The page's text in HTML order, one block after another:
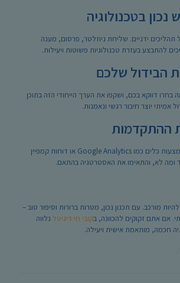
ידניים. שליחת ניוזלטר, פרסום, מענה
להתבצע בעזרת טכנולוגיות פשוטות ויעילות.
דווקא בכם, ושקפו את הערך הייחודי הזה בתוכן
אמיתי יוצר חיבור רגשי ונאמנות.
עקבו אחר הנתונים באמצעות כלים כמו Google Analytics או דוחות קמפיין
ומה לא, והתאימו את האסטרטגיה בהתאם.
להיות מורכב. עם תכנון נכון, מטרות ברורות וסיפור טוב –
אם אתם זקוקים להכוונה, בקובי חי דיגיטל נלווה
חכמה, מותאמת אישית ויעילה.